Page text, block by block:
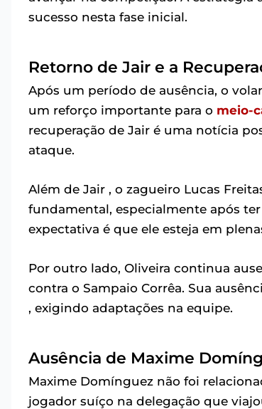
sucesso nesta fase inicial.
Retorno de Jair e a
Após um período de ausência, o
um reforço importante para o meio-
recuperação de Jair é uma notícia
ataque.
Além de Jair , o zagueiro Lucas
fundamental, especialmente após
expectativa é que ele esteja em
Por outro lado, Oliveira continua
contra o Sampaio Corrêa. Sua
, exigindo adaptações na equipe.
Ausência de Maxime
Maxime Domínguez não foi
jogador suíço na delegação que